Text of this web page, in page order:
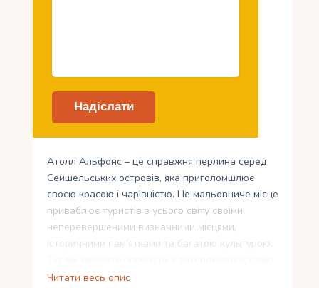
Атолл Альфонс – це справжня перлина серед
Сейшельських островів, яка приголомшлює
своєю красою і чарівністю. Це мальовниче місце
приваблює туристів з усього світу своїми
неперевершеними визначними місцями,
історичними пам’ятками та багатою культурою.
Сейшельських островів, насолодитись смаками
Читати весь опис